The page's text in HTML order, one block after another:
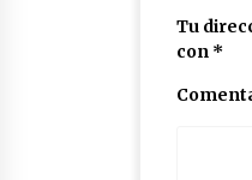
Tu
con *